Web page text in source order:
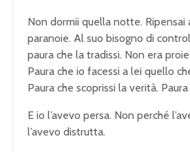
Non dormii quella notte. Ripensai
paranoie. Al suo bisogno di
paura che la tradissi. Non era
Paura che io facessi a lei quello
Paura che scoprissi la verità.
E io l’avevo persa. Non perché
l’avevo distrutta.